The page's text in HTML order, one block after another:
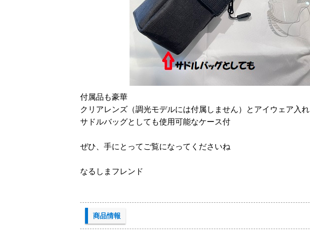
付属品も豪華
クリアレンズ（調光モデルには付属しません）とアイウェア入れ
サドルバッグとしても使用可能なケース付
ぜひ、手にとってご覧になってくださいね
なるしまフレンド
商品情報